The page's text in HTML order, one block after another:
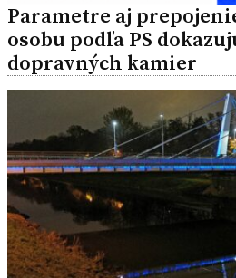
Parametre aj
osobu podľa PS
dopravných kamier